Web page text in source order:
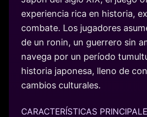
experiencia rica en historia,
combate. Los jugadores
de un ronin, un guerrero sin
navega por un período
historia japonesa, lleno de
cambios culturales.
CARACTERÍSTICAS